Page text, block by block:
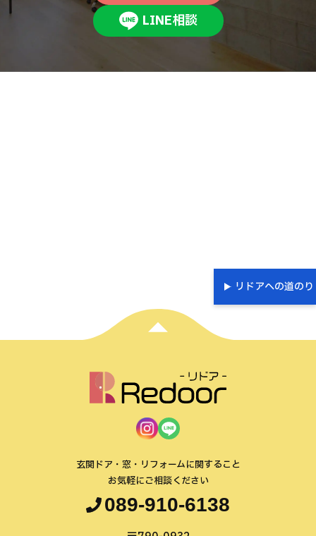
LINE相談
リドアへの道のり
玄関ドア・窓・リフォームに関すること
お気軽にご相談ください
089-910-6138